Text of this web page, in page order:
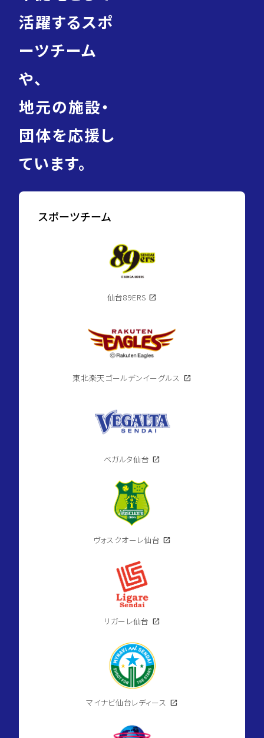
活躍するスポ
ーツチーム
や、
地元の施設・
団体を応援し
ています。
スポーツチーム
仙台89ERS open_in_new
東北楽天ゴールデンイーグルス open_in_new
ベガルタ仙台 open_in_new
ヴォスクオーレ仙台 open_in_new
リガーレ仙台 open_in_new
マイナビ仙台レディース open_in_new